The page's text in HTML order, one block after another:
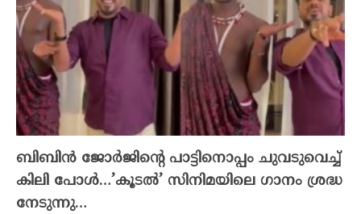
ബിബിൻ ജോർജിന്റെ പാട്ടിനൊപ്പം ചുവടുവെച്ച്
കിലി പോൾ…’കൂടൽ’ സിനിമയിലെ ഗാനം ശ്രദ്ധ
നേടുന്നു…